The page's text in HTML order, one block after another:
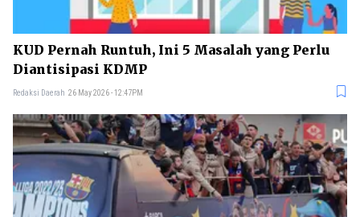
KUD Pernah Runtuh, Ini 5 Masalah yang Perlu
Diantisipasi KDMP
Redaksi Daerah 26 May 2026 - 12:47PM